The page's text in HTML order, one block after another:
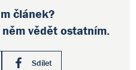
článek?
vědět ostatním.
Sdílet